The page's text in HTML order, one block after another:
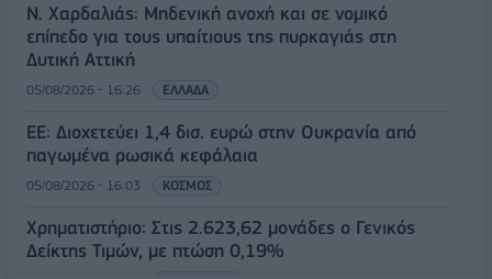
Ν. Χαρδαλιάς: Μηδενική ανοχή και σε νομικό
επίπεδο για τους υπαίτιους της πυρκαγιάς στη
Δυτική Αττική
05/08/2026 - 16:26 ΕΛΛΑΔΑ
ΕΕ: Διοχετεύει 1,4 δισ. ευρώ στην Ουκρανία από
παγωμένα ρωσικά κεφάλαια
05/08/2026 - 16:03 ΚΟΣΜΟΣ
Χρηματιστήριο: Στις 2.623,62 μονάδες ο Γενικός
Δείκτης Τιμών, με πτώση 0,19%